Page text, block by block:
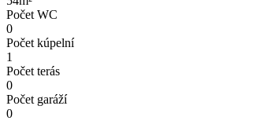
Počet WC
0
Počet kúpelní
1
Počet terás
0
Počet garáží
0